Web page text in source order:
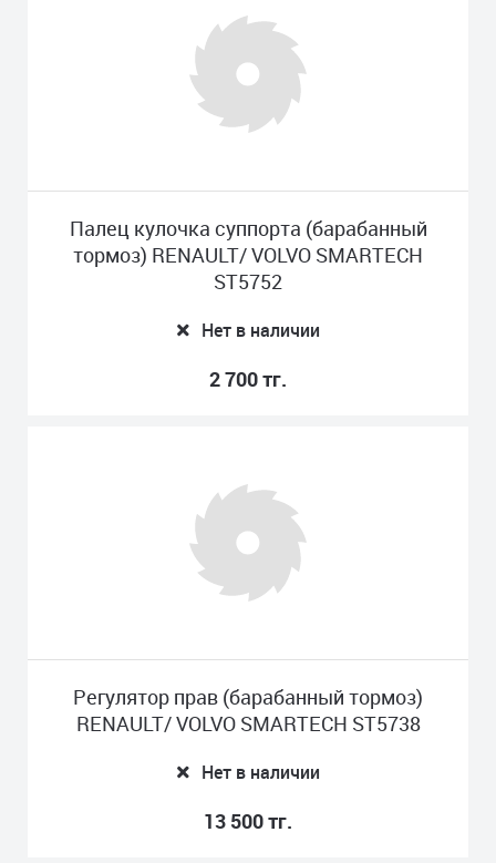
Палец кулочка суппорта (барабанный
тормоз) RENAULT/ VOLVO SMARTECH
ST5752
Нет в наличии
2 700 тг.
Регулятор прав (барабанный тормоз)
RENAULT/ VOLVO SMARTECH ST5738
Нет в наличии
13 500 тг.